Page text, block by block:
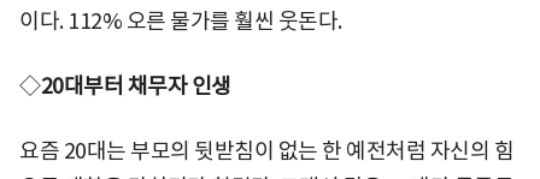
이다. 112% 오른 물가를 훨씬 웃돈다.
◇20대부터 채무자 인생
요즘 20대는 부모의 뒷받침이 없는 한 예전처럼 자신의 힘